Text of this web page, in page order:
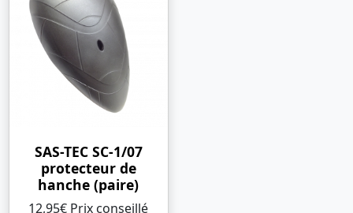
SAS-TEC SC-1/07
protecteur de
hanche (paire)
12,95€ Prix ​​conseillé